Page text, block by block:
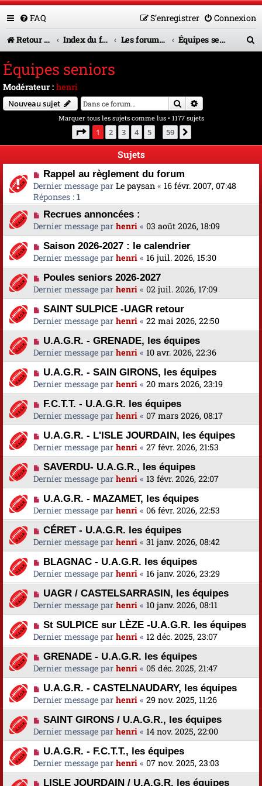
FAQ Connexion
S’enregistrer
Retour vers le site U.A.G.R.
Index du forum Les forums en service Équipes seniors
c
h
r
Équipes seniors
Modérateur : henri
Nouveau sujet Rechercher
Marquer tous les sujets comme lus• 1177 sujets
Page 1sur59
1 2 3 4 5 59
Sujets
Rappel au règlement du forum
Dernier message par Le paysan « 16 févr. 2007, 07:48
Réponses : 1
Recrues annoncées :
Dernier message par henri « 03 août 2026, 18:09
Saison 2026-2027 : le calendrier
Dernier message par henri « 16 juil. 2026, 15:30
Poules seniors 2026-2027
Dernier message par henri « 02 juil. 2026, 17:09
SAINT SULPICE -UAGR retour
Dernier message par henri « 22 mai 2026, 22:50
U.A.G.R. - GRENADE, les équipes
Dernier message par henri « 10 avr. 2026, 22:36
U.A.G.R. - SAIN GIRONS, les équipes
Dernier message par henri « 20 mars 2026, 23:19
F.C.T.T. - U.A.G.R. les équipes
Dernier message par henri « 07 mars 2026, 08:17
U.A.G.R. - L'ISLE JOURDAIN, les équipes
Dernier message par henri « 27 févr. 2026, 21:53
SAVERDU- U.A.G.R., les équipes
Dernier message par henri « 13 févr. 2026, 22:07
U.A.G.R. - MAZAMET, les équipes
Dernier message par henri « 06 févr. 2026, 22:53
CÉRET - U.A.G.R. les équipes
Dernier message par henri « 31 janv. 2026, 08:42
BLAGNAC - U.A.G.R. les équipes
Dernier message par henri « 16 janv. 2026, 23:29
UAGR / CASTELSARRASIN, les équipes
Dernier message par henri « 10 janv. 2026, 08:11
St SULPICE sur LÈZE -U.A.G.R. les équipes
Dernier message par henri « 12 déc. 2025, 23:07
GRENADE - U.A.G.R. les équipes
Dernier message par henri « 05 déc. 2025, 21:47
U.A.G.R. - CASTELNAUDARY, les équipes
Dernier message par henri « 29 nov. 2025, 11:26
SAINT GIRONS / U.A.G.R., les équipes
Dernier message par henri « 14 nov. 2025, 22:00
U.A.G.R. - F.C.T.T., les équipes
Dernier message par henri « 07 nov. 2025, 23:03
LISLE JOURDAIN / U.A.G.R. les équipes